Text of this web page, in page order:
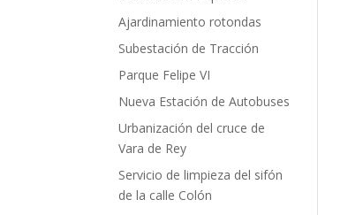
Ajardinamiento rotondas
Subestación de Tracción
Parque Felipe VI
Nueva Estación de Autobuses
Urbanización del cruce de
Vara de Rey
Servicio de limpieza del sifón
de la calle Colón